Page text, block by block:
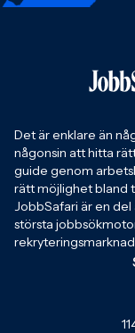
Det är enklare än
någonsin att hitta
guide genom
rätt möjlighet bland
JobbSafari är en del
största